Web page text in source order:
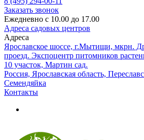
Заказать звонок
Ежедневно с 10.00 до 17.00
Адреса садовых центров
Адреса
Ярославское шоссе, г.Мытищи, мкрн.
проезд. Экспоцентр питомников
10 участок, Мартин сад.
Россия, Ярославская область,
Семендяйка
Контакты